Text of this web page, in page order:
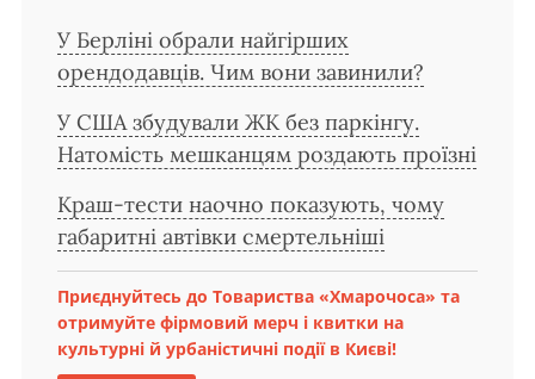
У Берліні обрали найгірших
орендодавців. Чим вони завинили?
У США збудували ЖК без паркінгу.
Натомість мешканцям роздають проїзні
Краш-тести наочно показують, чому
габаритні автівки смертельніші
Приєднуйтесь до Товариства «Хмарочоса» та
отримуйте фірмовий мерч і квитки на
культурні й урбаністичні події в Києві!